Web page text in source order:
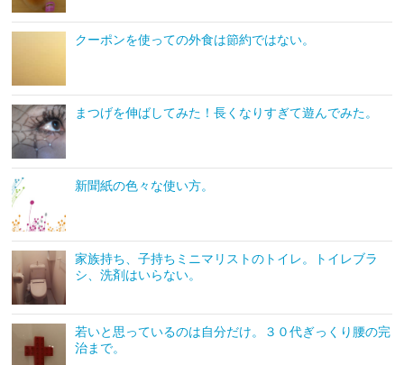
クーポンを使っての外食は節約ではない。
まつげを伸ばしてみた！長くなりすぎて遊んでみた。
新聞紙の色々な使い方。
家族持ち、子持ちミニマリストのトイレ。トイレブラ
シ、洗剤はいらない。
若いと思っているのは自分だけ。３０代ぎっくり腰の完
治まで。